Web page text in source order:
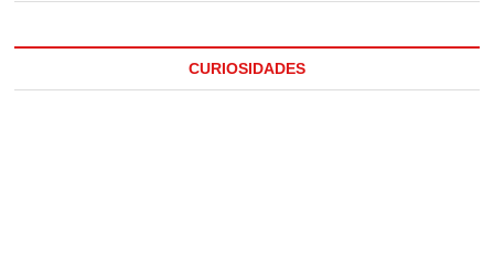
CURIOSIDADES